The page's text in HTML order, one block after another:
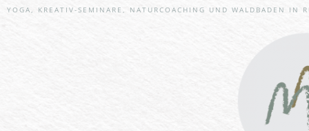
YOGA, KREATIV-SEMINARE, NATURCOACHING UND WALDBADEN IN